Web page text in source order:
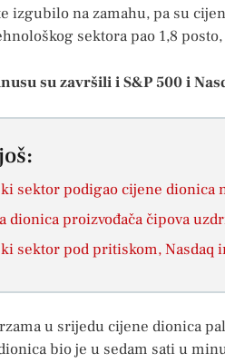
izgubilo na zamahu, pa su
sektora pao 1,8
su završili i S&P 500 i
sektor podigao cijene dionica
dionica proizvođača čipova
sektor pod pritiskom, Nasdaq
u srijedu cijene dionica
bio je u sedam sati u